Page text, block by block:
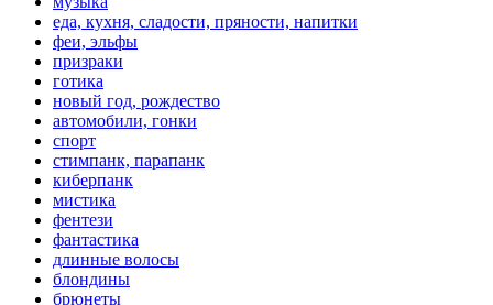
еда, кухня, сладости, пряности, напитки
феи, эльфы
призраки
готика
новый год, рождество
автомобили, гонки
спорт
стимпанк, парапанк
киберпанк
мистика
фентези
фантастика
длинные волосы
блондины
брюнеты